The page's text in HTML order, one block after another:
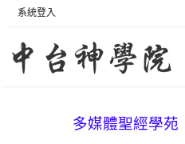
系統登入
多媒體聖經學苑